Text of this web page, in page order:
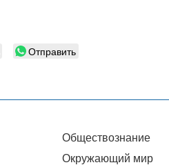
Отправить
Обществознание
Окружающий мир